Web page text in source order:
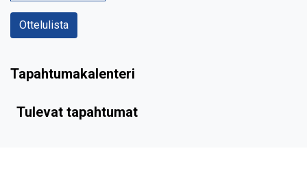
Ottelulista
Tapahtumakalenteri
Tulevat tapahtumat